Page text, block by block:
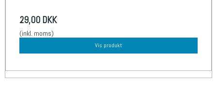
29,00 DKK
(inkl. moms)
Vis produkt